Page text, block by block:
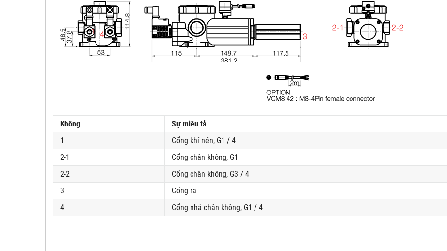
Không
Sự miêu tả
1
Cổng khí nén, G1 / 4
2-1
Cổng chân không, G1
2-2
Cổng chân không, G3 / 4
3
Cổng ra
4
Cổng nhả chân không, G1 / 4